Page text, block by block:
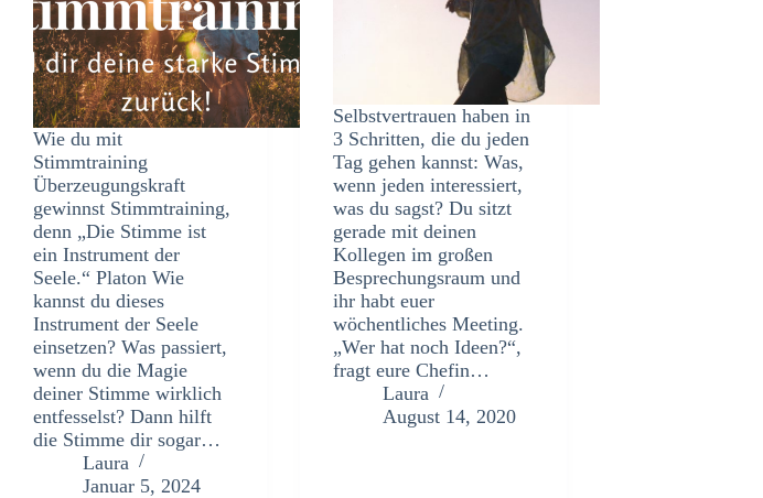
Wie du mit
Stimmtraining
Überzeugungskraft
gewinnst Stimmtraining,
denn „Die Stimme ist
ein Instrument der
Seele.“ Platon Wie
kannst du dieses
Instrument der Seele
einsetzen? Was passiert,
wenn du die Magie
deiner Stimme wirklich
entfesselst? Dann hilft
die Stimme dir sogar…
Laura
Januar 5, 2024
Selbstvertrauen haben in
3 Schritten, die du jeden
Tag gehen kannst: Was,
wenn jeden interessiert,
was du sagst? Du sitzt
gerade mit deinen
Kollegen im großen
Besprechungsraum und
ihr habt euer
wöchentliches Meeting.
„Wer hat noch Ideen?“,
fragt eure Chefin…
Laura
August 14, 2020